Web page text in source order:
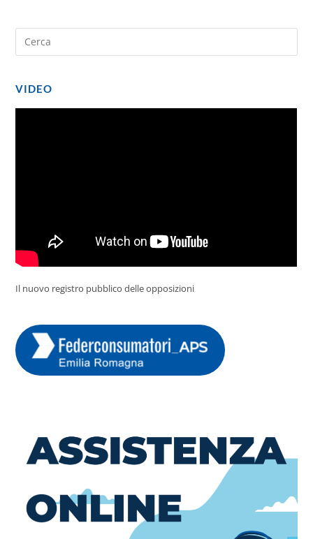
VIDEO
Il nuovo registro pubblico delle opposizioni